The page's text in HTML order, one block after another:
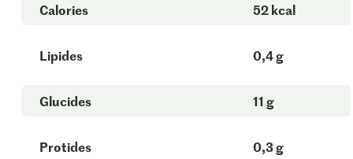
Calories 52 kcal
Lipides 0,4 g
Glucides 11 g
Protides 0,3 g